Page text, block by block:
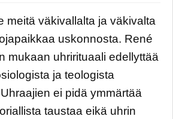
meitä väkivallalta ja väkivalta
uskonnosta. René
mukaan uhrirituaali edellyttää
ja teologista
ei pidä ymmärtää
taustaa eikä uhrin